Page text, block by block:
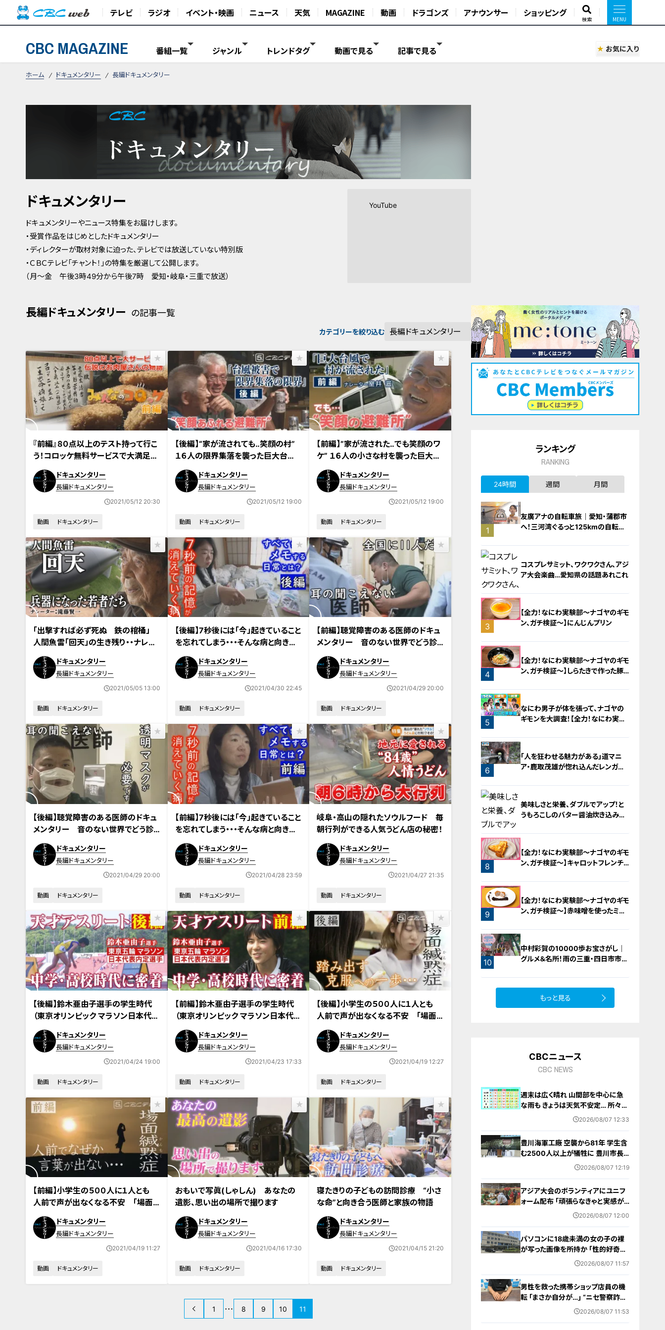
テレビ ラジオ イベント・映画 ニュース 天気 MAGAZINE 動画 ドラゴンズ アナウンサー ショッピング
検索
CBC MAGAZINE 番組一覧 ジャンル トレンドタグ 動画で見る 記事で見る お気に入り
ホーム ドキュメンタリー 長編ドキュメンタリー
ドキュメンタリー
ドキュメンタリーやニュース特集をお届けします。
・受賞作品をはじめとしたドキュメンタリー
・ディレクターが取材対象に迫った、テレビでは放送していない特別版
・ＣＢＣテレビ「チャント！」の特集を厳選して公開します。
（月～金 午後3時49分から午後7時 愛知・岐阜・三重で放送）
YouTube
長編ドキュメンタリー の記事一覧
カテゴリーを絞り込む
『前編』８０点以上のテスト持って行こ
う！コロッケ無料サービスで大満足！
伝説のお肉屋さんの物語 「みんなの
コロッケ」ドキュメンタリー
ドキュメンタリー
長編ドキュメンタリー
2021/05/12 20:30
動画 ドキュメンタリー
【後編】“家が流されても‥笑顔の村”
１６人の限界集落を襲った巨大台
風・・“笑い絶えない避難所” 「選択
～区長ジローちゃんのクニから～」ナ
レーション：室井滋 ドキュメンタリー
ドキュメンタリー
長編ドキュメンタリー
2021/05/12 19:00
動画 ドキュメンタリー
【前編】”家が流された‥でも笑顔のワ
ケ” １６人の小さな村を襲った巨大台
風・・・それでも笑う村人たち 「選択
～区長ジローちゃんのクニから～」ナ
レーション：室井滋 ドキュメンタリー
ドキュメンタリー
長編ドキュメンタリー
2021/05/12 19:00
動画 ドキュメンタリー
「出撃すれば必ず死ぬ 鉄の棺桶」
人間魚雷「回天」の生き残り・・ナレー
ター：滝藤賢一 ドキュメンタリー
ドキュメンタリー
長編ドキュメンタリー
2021/05/05 13:00
動画 ドキュメンタリー
【後編】7秒後には「今」起きていること
を忘れてしまう・・・そんな病と向き合
い生きる女性に長期密着 「消えてい
く今 ～7秒の記憶と生きる 2017
春～」 ドキュメンタリー
ドキュメンタリー
長編ドキュメンタリー
2021/04/30 22:45
動画 ドキュメンタリー
【前編】聴覚障害のある医師のドキュ
メンタリー 音のない世界でどう診
る？ 新型コロナ…「マスクだらけは
困ります」ナレーションにも挑戦
ドキュメンタリー
長編ドキュメンタリー
2021/04/29 20:00
動画 ドキュメンタリー
【後編】聴覚障害のある医師のドキュ
メンタリー 音のない世界でどう診
る？ 新型コロナ…「マスクだらけは
困ります」ナレーションにも挑戦
ドキュメンタリー
長編ドキュメンタリー
2021/04/29 20:00
動画 ドキュメンタリー
【前編】7秒後には「今」起きていること
を忘れてしまう・・・そんな病と向き合
い生きる女性に長期密着 「消えてい
く今 ～7秒の記憶と生きる 2017
春～」 ドキュメンタリー
ドキュメンタリー
長編ドキュメンタリー
2021/04/28 23:59
動画 ドキュメンタリー
岐阜・高山の隠れたソウルフード 毎
朝行列ができる人気うどん店の秘密！
ドキュメンタリー
長編ドキュメンタリー
2021/04/27 21:35
動画 ドキュメンタリー
【後編】鈴木亜由子選手の学生時代
（東京オリンピック マラソン日本代表
内定選手）／ドキュメンタリー番組
「よーい どん～鈴木さんちの晩ごはん
～」
ドキュメンタリー
長編ドキュメンタリー
2021/04/24 19:00
動画 ドキュメンタリー
【前編】鈴木亜由子選手の学生時代
（東京オリンピック マラソン日本代表
内定選手）／ドキュメンタリー番組
「よーい どん～鈴木さんちの晩ごはん
～」
ドキュメンタリー
長編ドキュメンタリー
2021/04/23 17:33
動画 ドキュメンタリー
【後編】小学生の５００人に１人とも
人前で声が出なくなる不安 「場面
かん黙症」の女性たちのドキュメンタ
リー
ドキュメンタリー
長編ドキュメンタリー
2021/04/19 12:27
動画 ドキュメンタリー
【前編】小学生の５００人に１人とも
人前で声が出なくなる不安 「場面
かん黙症」の女性たちのドキュメンタ
リー
ドキュメンタリー
長編ドキュメンタリー
2021/04/19 11:27
動画 ドキュメンタリー
おもいで写眞(しゃしん) あなたの
遺影、思い出の場所で撮ります
ドキュメンタリー
長編ドキュメンタリー
2021/04/16 17:30
動画 ドキュメンタリー
寝たきりの子どもの訪問診療 “小さ
な命”と向き合う医師と家族の物語
ドキュメンタリー
長編ドキュメンタリー
2021/04/15 21:20
動画 ドキュメンタリー
1 8 9 10 11
ランキング
RANKING
24時間 週間 月間
1
友廣アナの自転車旅｜愛知・蒲郡市
へ！三河湾ぐるっと125kmの自転車
2
コスプレサミット、ワクワクさん、アジ
ア大会楽曲…愛知県の話題あれこれ
3
【全力！なにわ実験部～ナゴヤのギモ
ン、ガチ検証～】にんじんプリン
4
【全力！なにわ実験部～ナゴヤのギモ
ン、ガチ検証～】しらたきで作った豚
5
なにわ男子が体を張って、ナゴヤの
ギモンを大調査！【全力！なにわ実験
6
「人を狂わせる魅力がある」道マニ
ア・鹿取茂雄が惚れ込んだレンガの
7
美味しさと栄養、ダブルでアップ！と
うもろこしのバター醤油炊き込みご
8
【全力！なにわ実験部～ナゴヤのギモ
ン、ガチ検証～】キャロットフレンチ
9
【全力！なにわ実験部～ナゴヤのギモ
ン、ガチ検証～】赤味噌を使ったミル
10
中村彩賀の10000歩お宝さがし｜
グルメ＆名所！雨の三重・四日市市で
もっと見る
CBCニュース
CBC NEWS
週末は広く晴れ 山間部を中心に急
な雨も きょうは天気不安定… 所々で
雨予想 愛知･名古屋･岐阜･三重の天
2026/08/07 12:33
豊川海軍工廠 空襲から81年 学生含
む2500人以上が犠牲に 豊川市長
｢恒久平和に向けて全力を尽くす｣ 平
2026/08/07 12:19
アジア大会のボランティアにユニフ
ォーム配布 ｢頑張らなきゃと実感が
湧いた｣ 名古屋･中区の愛知県体育
2026/08/07 12:00
パソコンに18歳未満の女の子の裸
が写った画像を所持か ｢性的好奇心
を満たす目的｣ 小学校講師の38歳
2026/08/07 11:57
男性を救った携帯ショップ店員の機
転 ｢まさか自分が…｣ “ニセ警察詐
欺”を間一髪で防ぐ 被害者が語る事
2026/08/07 11:53